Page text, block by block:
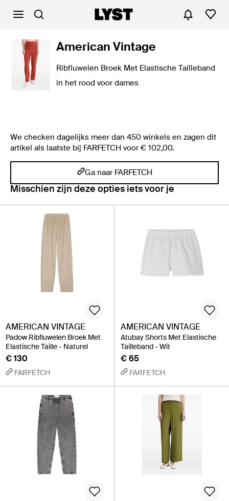
American Vintage
Ribfluwelen Broek Met Elastische Tailleband
in het rood voor dames
We checken dagelijks meer dan 450 winkels en zagen dit
artikel als laatste bij FARFETCH voor € 102,00.
Ga naar FARFETCH
Misschien zijn deze opties iets voor je
AMERICAN VINTAGE
Padow Ribfluwelen Broek Met
Elastische Taille - Naturel
€ 130
FARFETCH
AMERICAN VINTAGE
Atubay Shorts Met Elastische
Tailleband - Wit
€ 65
FARFETCH